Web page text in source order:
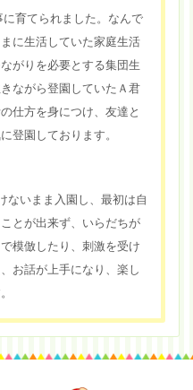
育てられました。なんで
に生活していた家庭生活
がりを必要とする集団生
ながら登園していたＡ君
仕方を身につけ、友達と
登園しております。
ないまま入園し、最初は自
とが出来ず、いらだちが
模倣したり、刺激を受け
お話が上手になり、楽し